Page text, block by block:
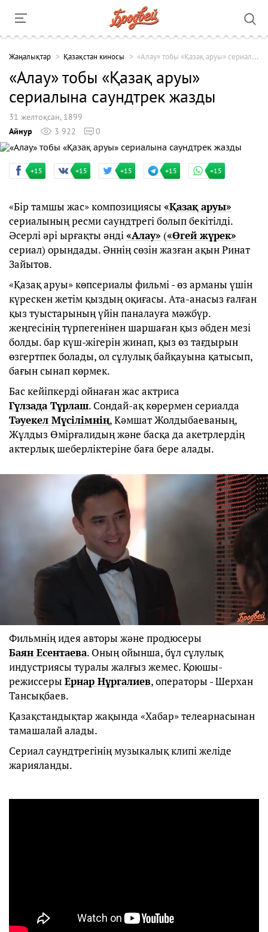
Жаңалықтар Қазақстан киносы «Алау» тобы «Қазақ аруы» сериалына саундтрек жазды
«Алау» тобы «Қазақ аруы»
сериалына саундтрек жазды
31 желтоқсан, 1899
Айнур
3 922 0
+15 +15 +15 +15 +15
«Бір тамшы жас» композициясы «Қазақ аруы»
сериалының ресми саундтрегі болып бекітілді.
Әсерлі әрі ырғақты әнді«Алау» («Өгей жүрек»
сериал) орындады. Әннің сөзін жазған ақын Ринат
Зайытов.
«Қазақ аруы» көпсериалы фильмі - өз арманы үшін
күрескен жетім қыздың оқиғасы. Ата-анасыз ғалған
қыз туыстарының үйін паналауға мәжбүр.
жеңгесінің түрпегенінен шаршаған қыз әбден мезі
болды. бар күш-жігерін жинап, қыз өз тағдырын
өзгертпек болады, ол сұлулық байқауына қатысып,
бағын сынап көрмек.
Бас кейіпкерді ойнаған жас актриса
Гүлзада Тұрлаш. Сондай-ақ көрермен сериалда
Тәуекел Мүсілімнің, Кәмшат Жолдыбаеваның,
Жұлдыз Өмірғалидың және басқа да акетрлердің
актерлық шеберліктеріне баға бере алады.
Фильмнің идея авторы және продюсеры
Баян Есентаева. Оның ойынша, бұл сұлулық
индустриясы туралы жалғыз жемес. Қоюшы-
режиссеры Ернар Нұргалиев, операторы - Шерхан
Тансықбаев.
Қазақстандықтар жақында «Хабар» телеарнасынан
тамашалай алады.
Сериал саундтрегінің музыкалық клипі желіде
жарияланды.